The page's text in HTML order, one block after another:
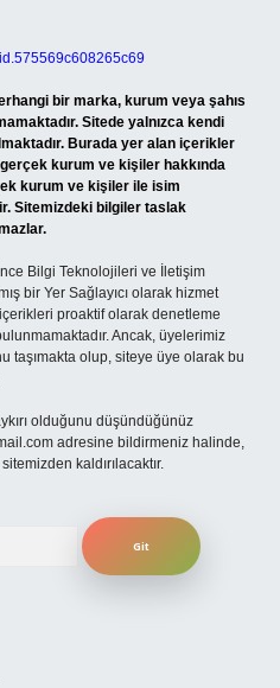
bir marka, kurum veya şahıs
Sitede yalnızca kendi
Burada yer alan içerikler
kurum ve kişiler hakkında
kurum ve kişiler ile isim
Sitemizdeki bilgiler taslak
Bilgi Teknolojileri ve İletişim
bir Yer Sağlayıcı olarak hizmet
proaktif olarak denetleme
Ancak, üyelerimiz
taşımakta olup, siteye üye olarak bu
olduğunu düşündüğünüz
adresine bildirmeniz halinde,
kaldırılacaktır.